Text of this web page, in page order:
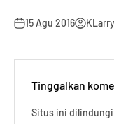
15 Agu 2016 KLarry
Tinggalkan
Situs ini dilindungi